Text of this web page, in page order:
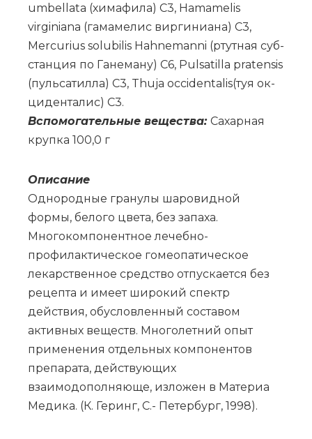
umbellata (хи­ма­фи­ла) C3, Hamamelis
virginiana (га­ма­ме­лис вир­ги­ни­а­на) C3,
Mercurius solubilis Hahnemanni (ртут­ная суб­
стан­ция по Га­не­ма­ну) С6, Pulsatilla pratensis
(пуль­са­тил­ла) C3, Thuja occidentalis(туя ок­
ци­ден­та­лис) C3.
Вс­по­мо­га­тель­ные ве­ще­ства: Са­хар­ная
круп­ка 100,0 г
Опи­са­ние
Однородные гранулы шаровидной
формы, белого цвета, без запаха.
Многокомпонентное лечебно-
профилактическое гомеопатическое
лекарственное средство отпускается без
рецепта и имеет широкий спектр
действия, обусловленный составом
активных веществ. Многолетний опыт
применения отдельных компонентов
препарата, действующих
взаимодополняюще, изложен в Материа
Медика. (К. Геринг, С.- Петербург, 1998).